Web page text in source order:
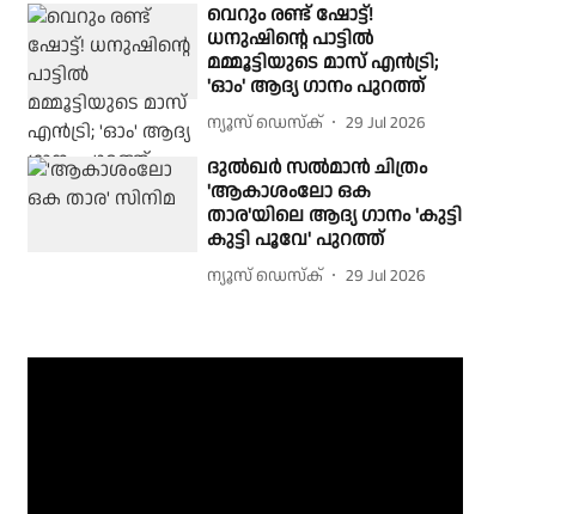
വെറും രണ്ട് ഷോട്ട്!
ധനുഷിന്റെ പാട്ടിൽ
മമ്മൂട്ടിയുടെ മാസ് എൻട്രി;
'ഓം' ആദ്യ ഗാനം പുറത്ത്
ന്യൂസ് ഡെസ്ക് 29 Jul 2026
ദുൽഖർ സൽമാൻ ചിത്രം
'ആകാശംലോ ഒക
താര'യിലെ ആദ്യ ഗാനം 'കുട്ടി
കുട്ടി പൂവേ' പുറത്ത്
ന്യൂസ് ഡെസ്ക് 29 Jul 2026